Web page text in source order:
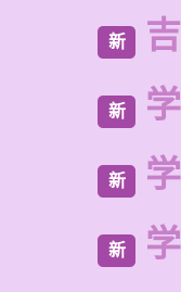
新
新
新
新